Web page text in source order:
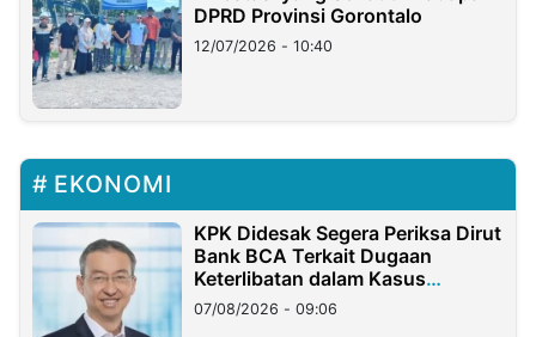
DPRD Provinsi Gorontalo
12/07/2026 - 10:40
EKONOMI
KPK Didesak Segera Periksa Dirut
Bank BCA Terkait Dugaan
Keterlibatan dalam Kasus
Hilangnya Dana Nasabah Rp2,58
Miliar
07/08/2026 - 09:06